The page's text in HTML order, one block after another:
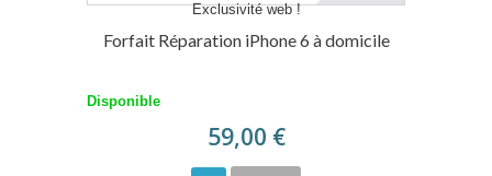
Exclusivité web !
Forfait Réparation iPhone 6 à domicile
Disponible
59,00 €